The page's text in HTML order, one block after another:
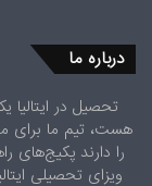
درباره ما
تحصیل در ایتالیا
هست، تیم ما برای
را دارند پکیج‌های
ویزای تحصیلی